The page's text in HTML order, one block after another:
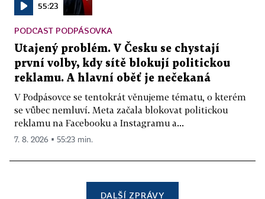
55:23
PODCAST PODPÁSOVKA
Utajený problém. V Česku se chystají
první volby, kdy sítě blokují politickou
reklamu. A hlavní oběť je nečekaná
V Podpásovce se tentokrát věnujeme tématu, o kterém
se vůbec nemluví. Meta začala blokovat politickou
reklamu na Facebooku a Instagramu a...
7. 8. 2026 ▪ 55:23 min.
DALŠÍ ZPRÁVY